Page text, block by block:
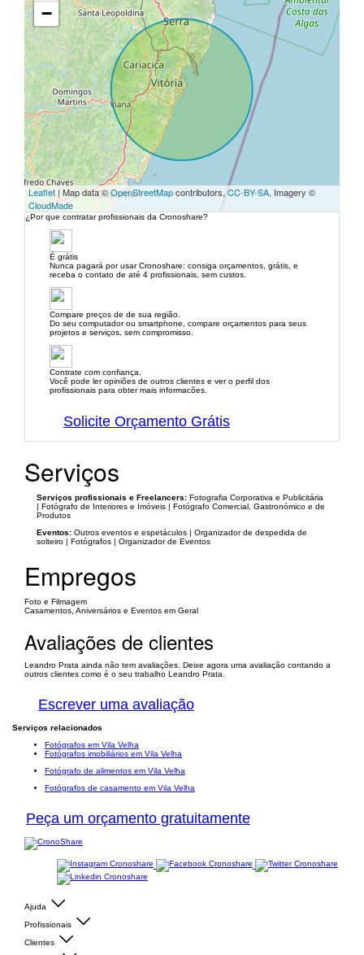
−
Leaflet| Map data ©OpenStreetMapcontributors,CC-BY-SA, Imagery ©
CloudMade
¿Por que contratar profissionais da Cronoshare?
É grátis
Nunca pagará por usar Cronoshare: consiga orçamentos, grátis, e
receba o contato de até 4 profissionais, sem custos.
Compare preços de de sua região.
Do seu computador ou smartphone, compare orçamentos para seus
projetos e serviços, sem compromisso.
Contrate com confiança.
Você pode ler opiniões de outros clientes e ver o perfil dos
profissionais para obter mais informacões.
Solicite Orçamento Grátis
Serviços
Serviços profissionais e Freelancers: Fotografia Corporativa e Publicitária
| Fotógrafo de Interiores e Imóveis | Fotógrafo Comercial, Gastronómico e de
Produtos
Eventos: Outros eventos e espetáculos | Organizador de despedida de
solteiro | Fotógrafos | Organizador de Eventos
Empregos
Foto e Filmagem
Casamentos, Aniversários e Eventos em Geral
Avaliações de clientes
Leandro Prata ainda não tem avaliações. Deixe agora uma avaliação contando a
outros clientes como é o seu trabalho Leandro Prata.
Escrever uma avaliação
Serviços relacionados
Fotógrafos em Vila Velha
Fotógrafos imobiliários em Vila Velha
Fotógrafo de alimentos em Vila Velha
Fotógrafos de casamento em Vila Velha
Peça um orçamento gratuitamente
Ajuda
Profissionais
Clientes